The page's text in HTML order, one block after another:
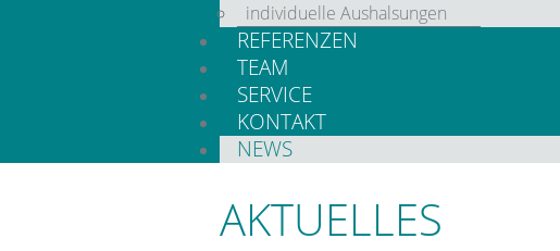
individuelle Aushalsungen
REFERENZEN
TEAM
SERVICE
KONTAKT
NEWS
AKTUELLES